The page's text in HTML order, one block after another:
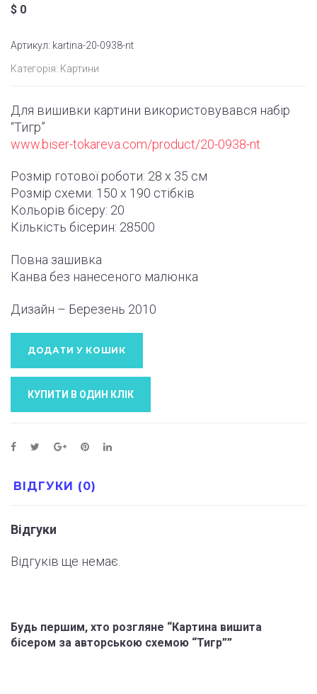
$ 0
Артикул: kartina-20-0938-nt
Категорія: Картини
Для вишивки картини використовувався набір
“Тигр”
www.biser-tokareva.com/product/20-0938-nt
Розмір готової роботи: 28 x 35 см
Розмір схеми: 150 x 190 стібків
Кольорів бісеру: 20
Кількість бісерин: 28500
Повна зашивка
Канва без нанесеного малюнка
Дизайн – Березень 2010
ДОДАТИ У КОШИК
КУПИТИ В ОДИН КЛIК
ВІДГУКИ (0)
Відгуки
Відгуків ще немає.
Будь першим, хто розгляне “Картина вишита
бісером за авторською схемою “Тигр””